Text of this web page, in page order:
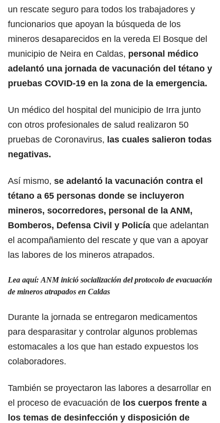
un rescate seguro para todos los trabajadores y
funcionarios que apoyan la búsqueda de los
mineros desaparecidos en la vereda El Bosque del
municipio de Neira en Caldas, personal médico
adelantó una jornada de vacunación del tétano y
pruebas COVID-19 en la zona de la emergencia.
Un médico del hospital del municipio de Irra junto
con otros profesionales de salud realizaron 50
pruebas de Coronavirus, las cuales salieron todas
negativas.
Así mismo, se adelantó la vacunación contra el
tétano a 65 personas donde se incluyeron
mineros, socorredores, personal de la ANM,
Bomberos, Defensa Civil y Policía que adelantan
el acompañamiento del rescate y que van a apoyar
las labores de los mineros atrapados.
Lea aquí: ANM inició socialización del protocolo de evacuación
de mineros atrapados en Caldas
Durante la jornada se entregaron medicamentos
para desparasitar y controlar algunos problemas
estomacales a los que han estado expuestos los
colaboradores.
También se proyectaron las labores a desarrollar en
el proceso de evacuación de los cuerpos frente a
los temas de desinfección y disposición de